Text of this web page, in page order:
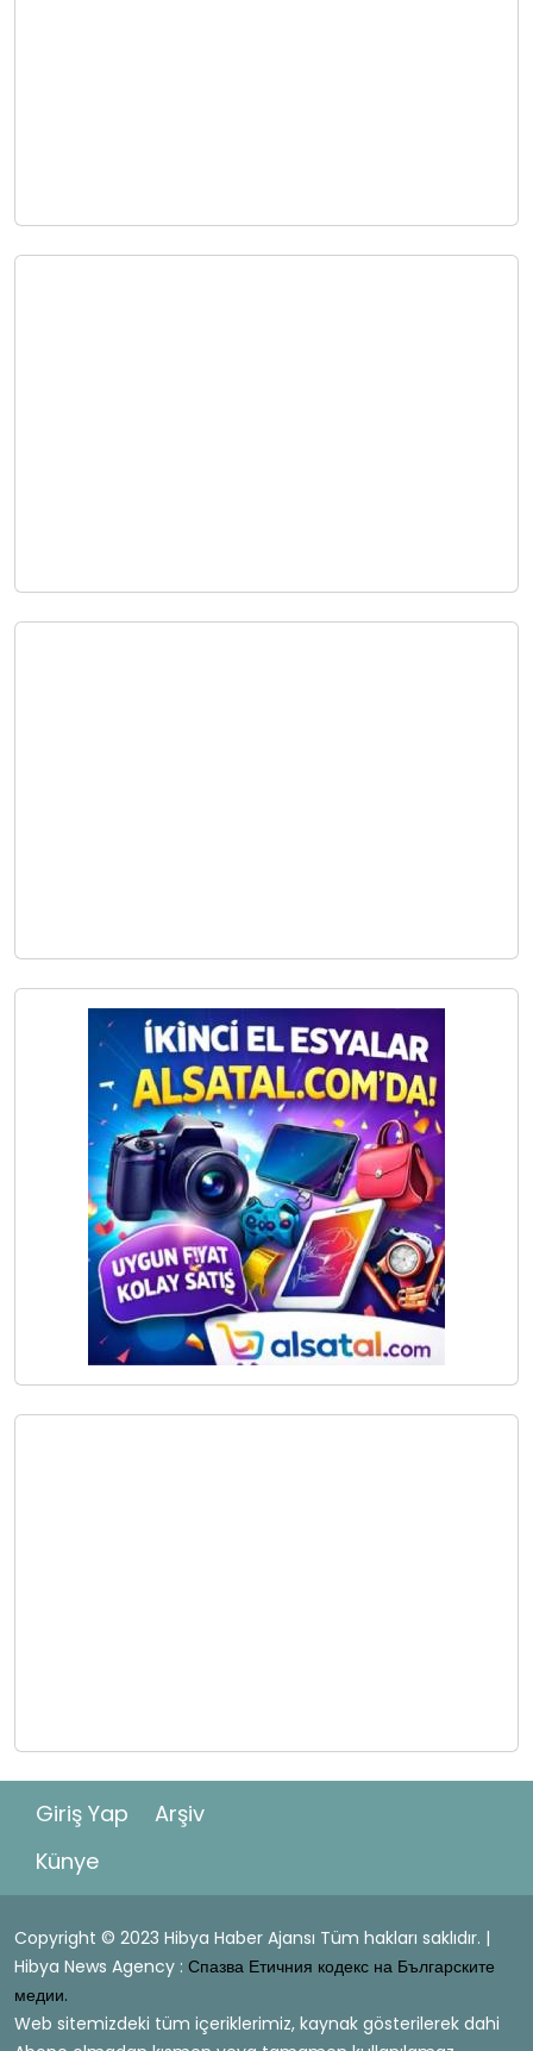
Giriş Yap
Arşiv
Künye
Copyright © 2023 Hibya Haber Ajansı Tüm hakları saklıdır. |
Hibya News Agency : Спазва Етичния кодекс на Българските
медии.
Web sitemizdeki tüm içeriklerimiz, kaynak gösterilerek dahi